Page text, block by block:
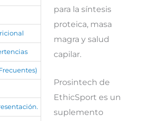
para la síntesis
proteica, masa
magra y salud
capilar.
Prosintech de
EthicSport es un
suplemento